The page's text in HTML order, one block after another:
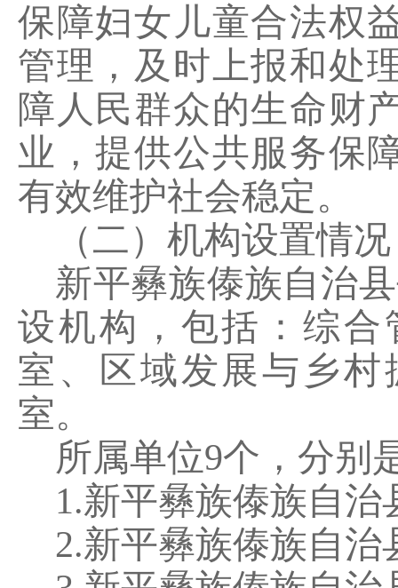
保障妇女儿童合法权
管理，及时上报和处
障人民群众的生命财
业，提供公共服务保
有效维护社会稳定。
（二）机构设置情况
新平彝族傣族自治
设机构，包括：综
室、区域发展与乡
室。
所属单位9个，分别
1.新平彝族傣族自治
2.新平彝族傣族自治